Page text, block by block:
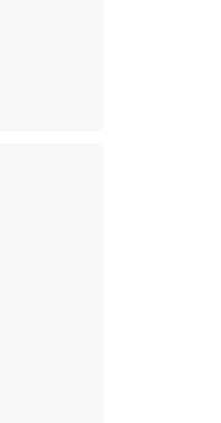
Çözüm
Artarken